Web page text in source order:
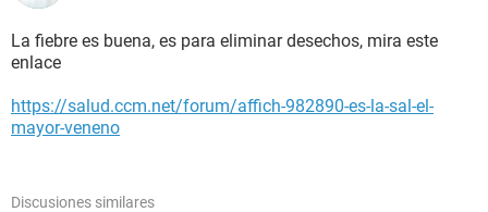
La fiebre es buena, es para eliminar desechos, mira este
enlace
https://salud.ccm.net/forum/affich-982890-es-la-sal-el-
mayor-veneno
Discusiones similares